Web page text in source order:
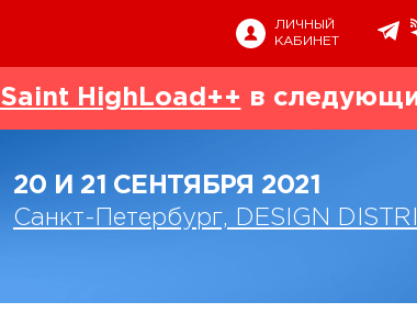
ЛИЧНЫЙ
КАБИНЕТ
Saint HighLoad++ в
20 И 21 СЕНТЯБРЯ 2021
Санкт-Петербург, DESIGN